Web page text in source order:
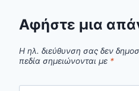
Αφήστε μια
Η ηλ. διεύθυνση σας δεν
πεδία σημειώνονται με *